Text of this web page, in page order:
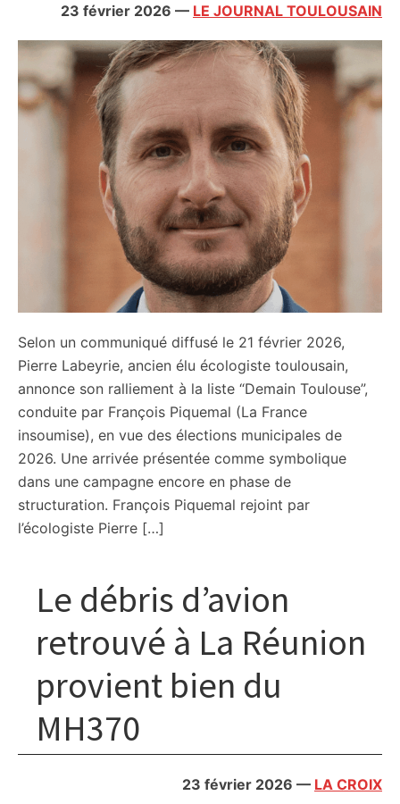
23 février 2026 — LE JOURNAL TOULOUSAIN
Selon un communiqué diffusé le 21 février 2026,
Pierre Labeyrie, ancien élu écologiste toulousain,
annonce son ralliement à la liste “Demain Toulouse”,
conduite par François Piquemal (La France
insoumise), en vue des élections municipales de
2026. Une arrivée présentée comme symbolique
dans une campagne encore en phase de
structuration. François Piquemal rejoint par
l’écologiste Pierre […]
Le débris d’avion
retrouvé à La Réunion
provient bien du
MH370
23 février 2026 — LA CROIX